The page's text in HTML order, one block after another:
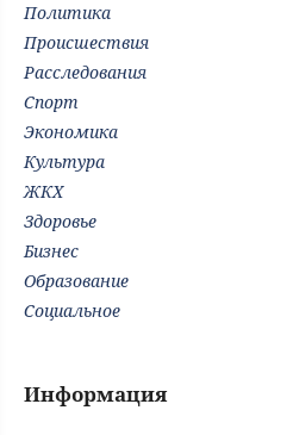
Политика
Происшествия
Расследования
Спорт
Экономика
Культура
ЖКХ
Здоровье
Бизнес
Образование
Социальное
Информация